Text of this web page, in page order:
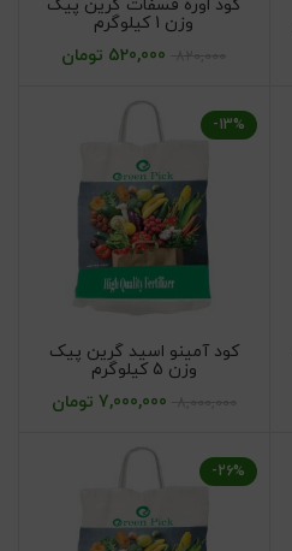
کود اوره فسفات گرین پیک
وزن 1 کیلوگرم
520,000 تومان
-13%
کود آمینو اسید گرین پیک
وزن 5 کیلوگرم
7,000,000 تومان
-26%